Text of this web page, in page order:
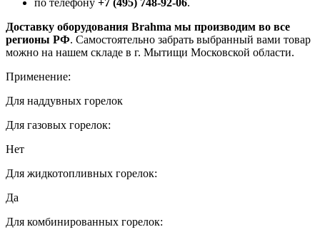
Доставку оборудования Brahma мы производим во все
регионы РФ. Самостоятельно забрать выбранный вами товар
можно на нашем складе в г. Мытищи Московской области.
Применение:
Для наддувных горелок
Для газовых горелок:
Нет
Для жидкотопливных горелок:
Да
Для комбинированных горелок: